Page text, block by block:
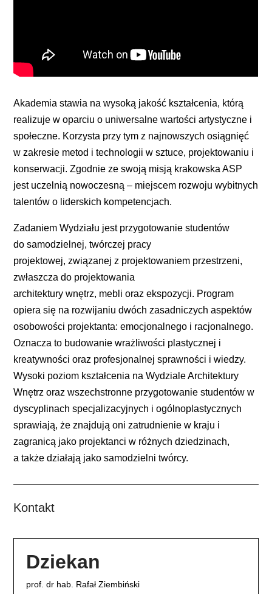
Akademia stawia na wysoką jakość kształcenia, którą
realizuje w oparciu o uniwersalne wartości artystyczne i
społeczne. Korzysta przy tym z najnowszych osiągnięć
w zakresie metod i technologii w sztuce, projektowaniu i
konserwacji. Zgodnie ze swoją misją krakowska ASP
jest uczelnią nowoczesną – miejscem rozwoju wybitnych
talentów o liderskich kompetencjach.
Zadaniem Wydziału jest przygotowanie studentów
do samodzielnej, twórczej pracy
projektowej, związanej z projektowaniem przestrzeni,
zwłaszcza do projektowania
architektury wnętrz, mebli oraz ekspozycji. Program
opiera się na rozwijaniu dwóch zasadniczych aspektów
osobowości projektanta: emocjonalnego i racjonalnego.
Oznacza to budowanie wrażliwości plastycznej i
kreatywności oraz profesjonalnej sprawności i wiedzy.
Wysoki poziom kształcenia na Wydziale Architektury
Wnętrz oraz wszechstronne przygotowanie studentów w
dyscyplinach specjalizacyjnych i ogólnoplastycznych
sprawiają, że znajdują oni zatrudnienie w kraju i
zagranicą jako projektanci w różnych dziedzinach,
a także działają jako samodzielni twórcy.
Kontakt
Dziekan
prof. dr hab. Rafał Ziembiński